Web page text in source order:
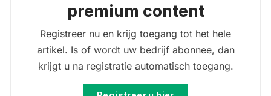
premium content
Registreer nu en krijg toegang tot het hele
artikel. Is of wordt uw bedrijf abonnee, dan
krijgt u na registratie automatisch toegang.